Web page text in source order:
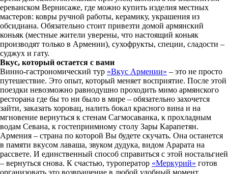
ереванском Вернисаже, где можно купить изделия местных
мастеров: ковры ручной работы, керамику, украшения из
обсидиана. Обязательно стоит привезти домой армянский
коньяк (местные жители уверены, что настоящий коньяк
производят только в Армении), сухофрукты, специи, сладости –
суджух и гату.
Вкус, который остается с вами
Винно-гастрономический тур «Вкус Армении» – это не просто
путешествие. Это опыт, который меняет восприятие. После этой
поездки невозможно равнодушно проходить мимо армянского
ресторана где бы то ни было в мире – обязательно захочется
зайти, заказать хоровац, налить бокал красного вина и на
мгновение вернуться к стенам Сагмосаванка, к прохладным
водам Севана, к гостеприимному столу Зары Карапетян.
Армения – страна по которой Вы будете скучать. Она останется
в памяти вкусом лаваша, звуком дудука, видом Арарата на
рассвете. И единственный способ справиться с этой ностальгией
– вернуться снова. К счастью, туроператор «Меркурий» готов
организовать это возвращение в любой удобный момент.